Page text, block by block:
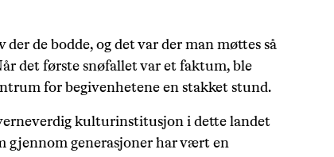
de bodde, og det var der man møttes så
det første snøfallet var et faktum, ble
for begivenhetene en stakket stund.
kulturinstitusjon i dette landet
gjennom generasjoner har vært en